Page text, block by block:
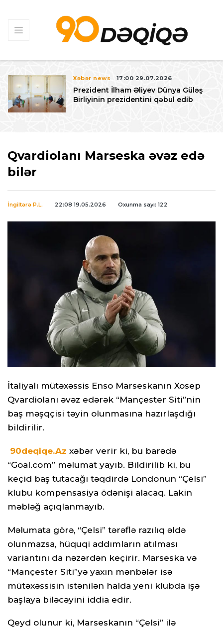
Xəbər news 17:00 29.07.2026
Prezident İlham Əliyev Dünya Güləş
Birliyinin prezidentini qəbul edib
Qvardiolanı Marseska əvəz edə
bilər
İngiltərə P.L. 22:08 19.05.2026 Oxunma sayı: 122
İtaliyalı mütəxəssis Enso Marseskanın Xosep
Qvardiolanı əvəz edərək “Mançester Siti”nin
baş məşqçisi təyin olunmasına hazırlaşdığı
bildirilir.
90deqiqe.Az xəbər verir ki, bu barədə
“Goal.com” məlumat yayıb. Bildirilib ki, bu
keçid baş tutacağı təqdirdə Londonun “Çelsi”
klubu kompensasiya ödənişi alacaq. Lakin
məbləğ açıqlanmayıb.
Məlumata görə, “Çelsi” tərəflə razılıq əldə
olunmazsa, hüquqi addımların atılması
variantını da nəzərdən keçirir. Marseska və
“Mançester Siti”yə yaxın mənbələr isə
mütəxəssisin istənilən halda yeni klubda işə
başlaya biləcəyini iddia edir.
Qeyd olunur ki, Marseskanın “Çelsi” ilə